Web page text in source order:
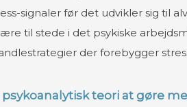
signaler før det udvikler sig til
til stede i det psykiske
der forebygger
teori at gøre